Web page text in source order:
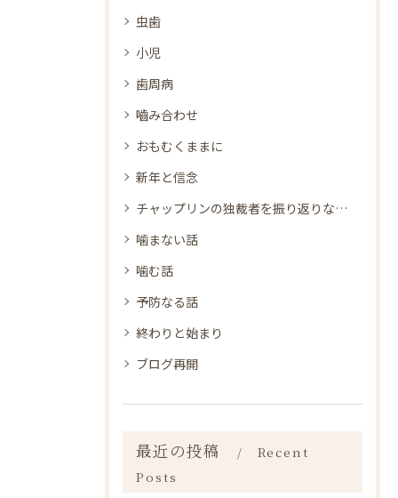
虫歯
小児
歯周病
嚙み合わせ
おもむくままに
新年と信念
チャップリンの独裁者を振り返りながら
噛まない話
噛む話
予防なる話
終わりと始まり
ブログ再開
最近の投稿
Recent
Posts